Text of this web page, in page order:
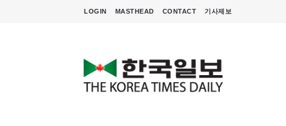
LOGIN MASTHEAD CONTACT 기사제보